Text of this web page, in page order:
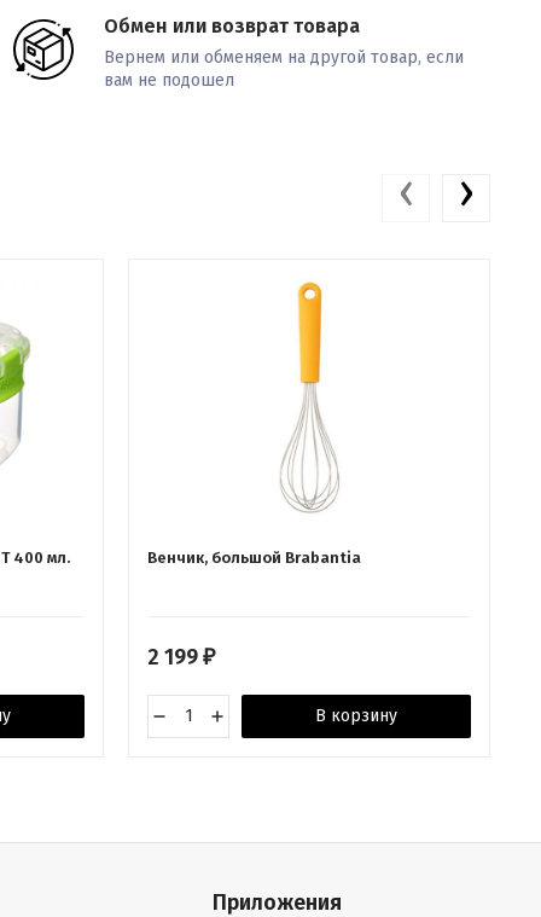
Обмен или возврат товара
Вернем или обменяем на другой товар, если
вам не подошел
400 мл. Венчик, большой Brabantia
2 199 ₽
В корзину
‹ ›
Приложения